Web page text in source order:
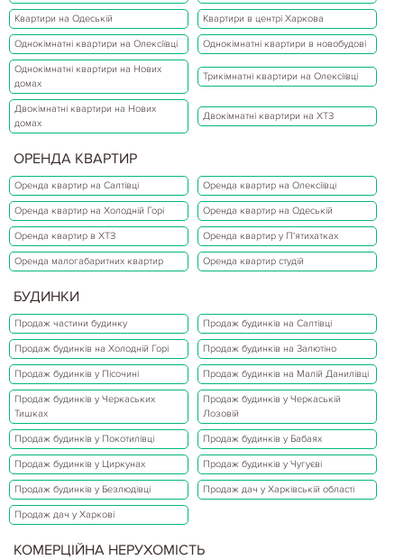
Квартири на Одеській Квартири в центрі Харкова
Однокімнатні квартири на Олексіївці Однокімнатні квартири в новобудові
Однокімнатні квартири на Нових
домах
Трикімнатні квартири на Олексіївці
Двокімнатні квартири на Нових
домах
Двокімнатні квартири на ХТЗ
ОРЕНДА КВАРТИР
Оренда квартир на Салтівці Оренда квартир на Олексіївці
Оренда квартир на Холодній Горі Оренда квартир на Одеській
Оренда квартир в ХТЗ Оренда квартир у П'ятихатках
Оренда малогабаритних квартир Оренда квартир студій
БУДИНКИ
Продаж частини будинку Продаж будинків на Салтівці
Продаж будинків на Холодній Горі Продаж будинків на Залютіно
Продаж будинків у Пісочині Продаж будинків на Малій Данилівці
Продаж будинків у Черкаських
Тишках
Продаж будинків у Черкаській
Лозовій
Продаж будинків у Покотилівці Продаж будинків у Бабаях
Продаж будинків у Циркунах Продаж будинків у Чугуєві
Продаж будинків у Безлюдівці Продаж дач у Харківській області
Продаж дач у Харкові
КОМЕРЦІЙНА НЕРУХОМІСТЬ